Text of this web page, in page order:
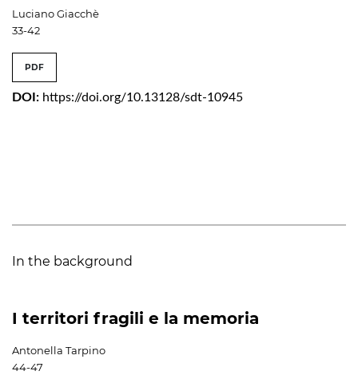
Luciano Giacchè
33-42
PDF
DOI: https://doi.org/10.13128/sdt-10945
In the background
I territori fragili e la memoria
Antonella Tarpino
44-47